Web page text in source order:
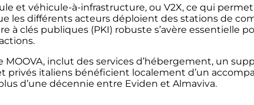
et véhicule-à-infrastructure, ou V2X, ce qui
les différents acteurs déploient des stations de
clés publiques (PKI) robuste s’avère essentielle
MOOVA, inclut des services d’hébergement, un
italiens bénéficient localement d’un
d’une décennie entre Eviden et Almaviva.